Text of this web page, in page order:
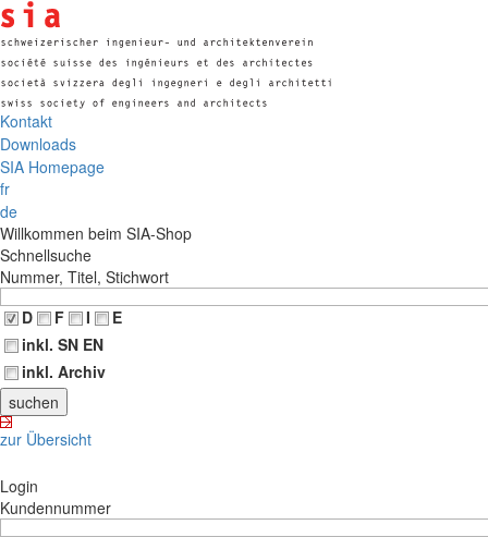
Kontakt
Downloads
SIA Homepage
fr
de
Willkommen beim SIA-Shop
Schnellsuche
Nummer, Titel, Stichwort
D
F I
E
inkl. SN EN
inkl. Archiv
zur Übersicht
Login
Kundennummer